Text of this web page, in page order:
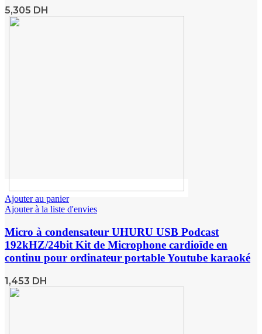
5,305 DH
Ajouter au panier
Ajouter à la liste d'envies
Micro à condensateur UHURU USB Podcast
192kHZ/24bit Kit de Microphone cardioïde en
continu pour ordinateur portable Youtube karaoké
1,453 DH